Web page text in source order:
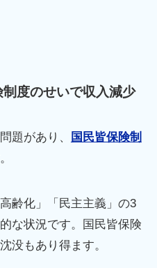
度のせいで収入減少
題があり、
国民皆保険制
齢化」「民主主義」の3
な状況です。国民皆保険
没もあり得ます。